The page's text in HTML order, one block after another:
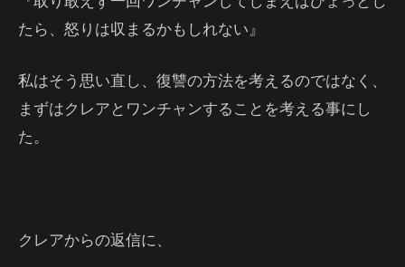
たら、怒りは収まるかもしれない』
私はそう思い直し、復讐の方法を考えるのではなく、
まずはクレアとワンチャンすることを考える事にし
た。
クレアからの返信に、